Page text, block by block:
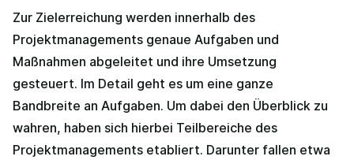
Zur Zielerreichung werden innerhalb des
Projektmanagements genaue Aufgaben und
Maßnahmen abgeleitet und ihre Umsetzung
gesteuert. Im Detail geht es um eine ganze
Bandbreite an Aufgaben. Um dabei den Überblick zu
wahren, haben sich hierbei Teilbereiche des
Projektmanagements etabliert. Darunter fallen etwa